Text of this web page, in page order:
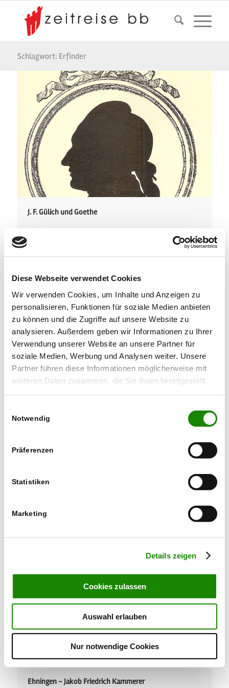
Diese Webseite verwendet Cookies
Wir verwenden Cookies, um Inhalte und Anzeigen zu
personalisieren, Funktionen für soziale Medien anbieten
zu können und die Zugriffe auf unsere Website zu
analysieren. Außerdem geben wir Informationen zu Ihrer
Verwendung unserer Website an unsere Partner für
soziale Medien, Werbung und Analysen weiter. Unsere
Partner führen diese Informationen möglicherweise mit
weiteren Daten zusammen, die Sie ihnen bereitgestellt
Notwendig
Präferenzen
Statistiken
Marketing
Details zeigen
Cookies zulassen
Auswahl erlauben
Nur notwendige Cookies
Schlagwort: Erfinder
J. F. Gülich und Goethe
Johann Bruecker
Hildrizhausen - Adolf Friedrich Heim und die
Ehningen - Jakob Friedrich Kammerer